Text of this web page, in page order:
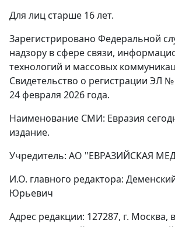
Для лиц старше 16 лет.
Зарегистрировано Федеральной
надзору в сфере связи,
технологий и массовых
Свидетельство о регистрации ЭЛ
24 февраля 2026 года.
Наименование СМИ: Евразия
издание.
Учредитель: АО "ЕВРАЗИЙСКАЯ
И.О. главного редактора:
Юрьевич
Адрес редакции: 127287, г. Москва,